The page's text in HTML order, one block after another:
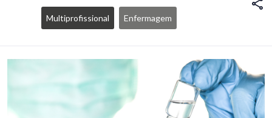
Multiprofissional Enfermagem